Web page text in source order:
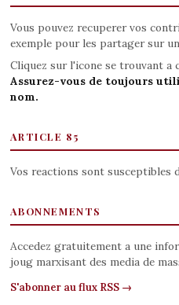
Vous pouvez recuperer vos
exemple pour les partager sur
Cliquez sur l'icone se trouvant a
Assurez-vous de toujours
nom.
ARTICLE 85
Vos reactions sont susceptibles
ABONNEMENTS
Accedez gratuitement a une
joug marxisant des media de
S'abonner au flux RSS →